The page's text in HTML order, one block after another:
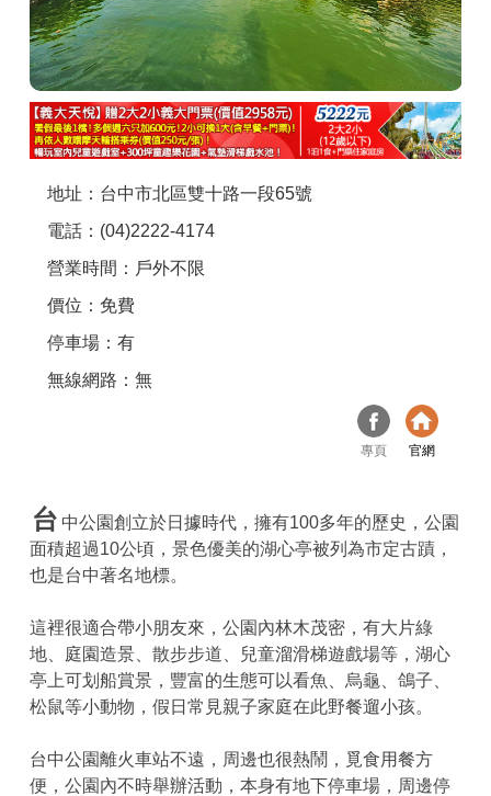
聯絡我們
APP下載
地址：台中市北區雙十路一段65號
電話：(04)2222-4174
營業時間：戶外不限
價位：免費
停車場：有
無線網路：無
專頁 官網
台 中公園創立於日據時代，擁有100多年的歷史，公園
面積超過10公頃，景色優美的湖心亭被列為市定古蹟，
也是台中著名地標。
這裡很適合帶小朋友來，公園內林木茂密，有大片綠
地、庭園造景、散步步道、兒童溜滑梯遊戲場等，湖心
亭上可划船賞景，豐富的生態可以看魚、烏龜、鴿子、
松鼠等小動物，假日常見親子家庭在此野餐遛小孩。
台中公園離火車站不遠，周邊也很熱鬧，覓食用餐方
便，公園內不時舉辦活動，本身有地下停車場，周邊停